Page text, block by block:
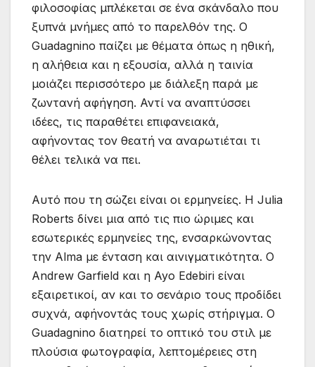
φιλοσοφίας μπλέκεται σε ένα σκάνδαλο που
ξυπνά μνήμες από το παρελθόν της. Ο
Guadagnino παίζει με θέματα όπως η ηθική,
η αλήθεια και η εξουσία, αλλά η ταινία
μοιάζει περισσότερο με διάλεξη παρά με
ζωντανή αφήγηση. Αντί να αναπτύσσει
ιδέες, τις παραθέτει επιφανειακά,
αφήνοντας τον θεατή να αναρωτιέται τι
θέλει τελικά να πει.
Αυτό που τη σώζει είναι οι ερμηνείες. Η Julia
Roberts δίνει μια από τις πιο ώριμες και
εσωτερικές ερμηνείες της, ενσαρκώνοντας
την Alma με ένταση και αινιγματικότητα. Ο
Andrew Garfield και η Ayo Edebiri είναι
εξαιρετικοί, αν και το σενάριο τους προδίδει
συχνά, αφήνοντάς τους χωρίς στήριγμα. Ο
Guadagnino διατηρεί το οπτικό του στιλ με
πλούσια φωτογραφία, λεπτομέρειες στη